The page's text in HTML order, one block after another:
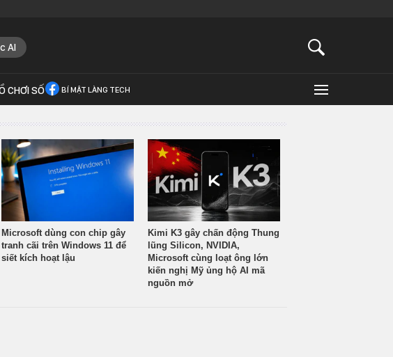
AI
CHƠI SỐ BÍ MẬT LÀNG TECH
Microsoft dùng con chip gây
tranh cãi trên Windows 11 để
siết kích hoạt lậu
Kimi K3 gây chấn động Thung
lũng Silicon, NVIDIA,
Microsoft cùng loạt ông lớn
kiến nghị Mỹ ủng hộ AI mã
nguồn mở